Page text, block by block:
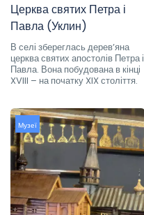
Церква святих Петра і
Павла (Уклин)
В селі збереглась дерев’яна
церква святих апостолів Петра і
Павла. Вона побудована в кінці
XVIII – на початку XIX століття.
Музеї